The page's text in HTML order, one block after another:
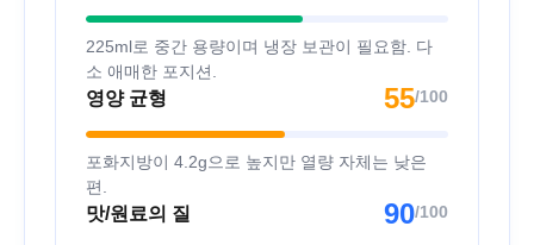
225ml로 중간 용량이며 냉장 보관이 필요함. 다
소 애매한 포지션.
영양 균형 55/100
포화지방이 4.2g으로 높지만 열량 자체는 낮은
편.
맛/원료의 질 90/100